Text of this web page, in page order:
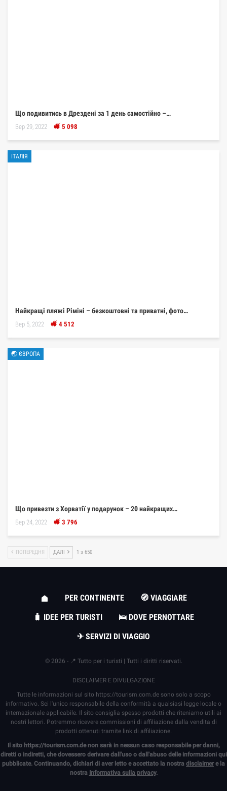
Що подивитись в Дрездені за 1 день самостійно –…
Вер 29, 2022 5 098
ІТАЛІЯ
Найкращі пляжі Ріміні – безкоштовні та приватні, фото…
Вер 5, 2022 4 512
🌏 ЄВРОПА
Що привезти з Хорватії у подарунок – 20 найкращих…
Бер 24, 2022 3 796
ПОПЕРЕДНЯ ДАЛІ 1 з 650
PER CONTINENTE
🧭 VIAGGIARE
🧳 IDEE PER TURISTI
🛌 DOVE PERNOTTARE
✈ SERVIZI DI VIAGGIO
© 2026 - 📍 Tutto per i turisti | Tutti i diritti riservati.
DISCLAIMER E DIVULGAZIONE
Tutte le informazioni sul sito https://tourism.com.desono solo a scopo
informativo. Sei l'unico responsabile della conformità a qualsiasi legge locale o
internazionale applicabile. Il sito consiglia spesso prodotti che riteniamo utili ai
nostri lettori. Potremmo ricevere commissioni di affiliazione dalla vendita di
prodotti ottenuti tramite link di affiliazione.
Il sito https://tourism.com.denon sarà in nessun caso responsabile per danni,
diretti o indiretti, che dovessero derivare dall'uso o dall'abuso delle informazioni qui
pubblicate. Continuando, dichiari di aver letto e accettato la nostra disclaimere la
nostra Informativa sulla privacy.